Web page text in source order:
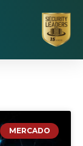
MERCADO